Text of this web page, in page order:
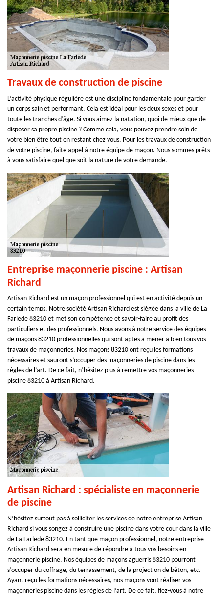
Travaux de construction de piscine
L’activité physique régulière est une discipline fondamentale pour garder
un corps sain et performant. Cela est idéal pour les deux sexes et pour
toute les tranches d’âge. Si vous aimez la natation, quoi de mieux que de
disposer sa propre piscine ? Comme cela, vous pouvez prendre soin de
votre bien être tout en restant chez vous. Pour les travaux de construction
de votre piscine, faite appel à notre équipe de maçon. Nous sommes prêts
à vous satisfaire quel que soit la nature de votre demande.
Entreprise maçonnerie piscine : Artisan
Richard
Artisan Richard est un maçon professionnel qui est en activité depuis un
certain temps. Notre société Artisan Richard est siégée dans la ville de La
Farlede 83210 et met son compétence et savoir-faire au profit des
particuliers et des professionnels. Nous avons à notre service des équipes
de maçons 83210 professionnelles qui sont aptes à mener à bien tous vos
travaux de maçonneries. Nos maçons 83210 ont reçu les formations
nécessaires et sauront s’occuper des maçonneries de piscine dans les
règles de l’art. De ce fait, n’hésitez plus à remettre vos maçonneries
piscine 83210 à Artisan Richard.
Artisan Richard : spécialiste en maçonnerie
de piscine
N’hésitez surtout pas à solliciter les services de notre entreprise Artisan
Richard si vous songez à construire une piscine dans votre cour dans la ville
de La Farlede 83210. En tant que maçon professionnel, notre entreprise
Artisan Richard sera en mesure de répondre à tous vos besoins en
maçonnerie piscine. Nos équipes de maçons aguerris 83210 pourront
s’occuper du coffrage, du terrassement, de la projection de béton, etc.
Ayant reçu les formations nécessaires, nos maçons vont réaliser vos
maçonneries piscine dans les règles de l’art. De ce fait, fiez-vous à notre